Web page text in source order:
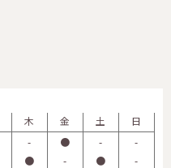
木 金 土
日
- ● -
-
● - ● -